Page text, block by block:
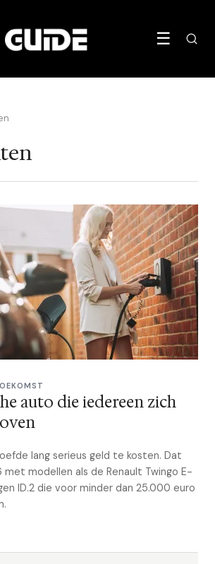
☰
auto die iedereen zich
lang serieus geld te kosten. Dat
modellen als de Renault Twingo E-
ID.2 die voor minder dan 25.000 euro